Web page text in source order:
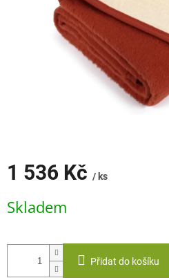
1 536 Kč / ks
cena:
Skladem
Přidat do košíku